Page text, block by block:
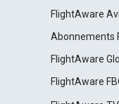
FlightAware
Abonnements
FlightAware
FlightAware